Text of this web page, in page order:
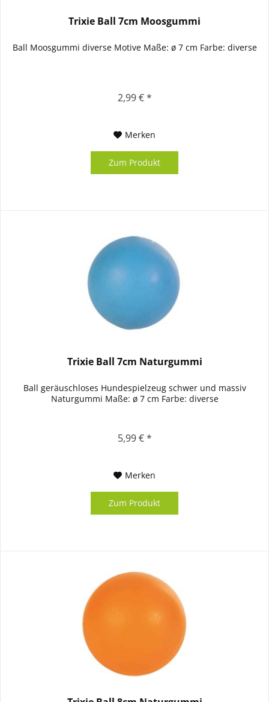
Trixie Ball 7cm Moosgummi
Ball Moosgummi diverse Motive Maße: ø 7 cm Farbe: diverse
2,99 € *
Merken
Zum Produkt
Trixie Ball 7cm Naturgummi
Ball geräuschloses Hundespielzeug schwer und massiv
Naturgummi Maße: ø 7 cm Farbe: diverse
5,99 € *
Merken
Zum Produkt